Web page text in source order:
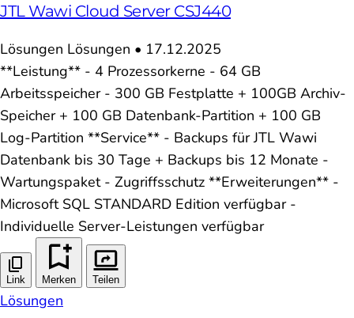
JTL Wawi Cloud Server CSJ440
Lösungen Lösungen • 17.12.2025
**Leistung** - 4 Prozessorkerne - 64 GB
Arbeitsspeicher - 300 GB Festplatte + 100GB Archiv-
Speicher + 100 GB Datenbank-Partition + 100 GB
Log-Partition **Service** - Backups für JTL Wawi
Datenbank bis 30 Tage + Backups bis 12 Monate -
Wartungspaket - Zugriffsschutz **Erweiterungen** -
Microsoft SQL STANDARD Edition verfügbar -
Individuelle Server-Leistungen verfügbar
Link Merken Teilen
Lösungen